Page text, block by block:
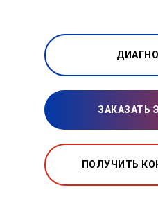
ЗАКАЗАТЬ
ПОЛУЧИТЬ